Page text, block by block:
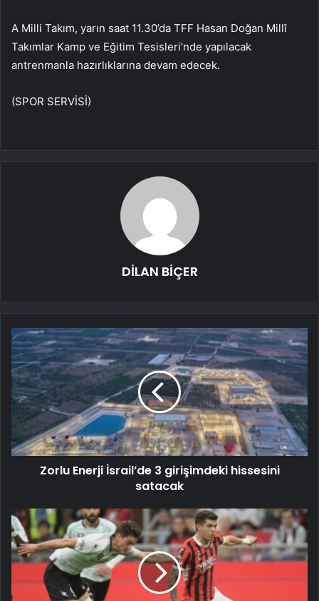
A Milli Takım, yarın saat 11.30’da TFF Hasan Doğan Millî
Takımlar Kamp ve Eğitim Tesisleri’nde yapılacak
antrenmanla hazırlıklarına devam edecek.
(SPOR SERVİSİ)
DİLAN BİÇER
Zorlu Enerji İsrail’de 3 girişimdeki hissesini
satacak